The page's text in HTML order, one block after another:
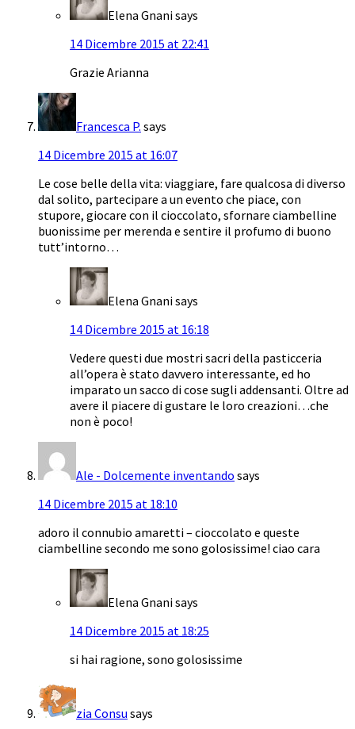
Elena Gnanisays
14 Dicembre 2015 at 22:41
Grazie Arianna
Francesca P. says
14 Dicembre 2015 at 16:07
Le cose belle della vita: viaggiare, fare qualcosa di diverso
dal solito, partecipare a un evento che piace, con
stupore, giocare con il cioccolato, sfornare ciambelline
buonissime per merenda e sentire il profumo di buono
tutt’intorno…
Elena Gnanisays
14 Dicembre 2015 at 16:18
Vedere questi due mostri sacri della pasticceria
all’opera è stato davvero interessante, ed ho
imparato un sacco di cose sugli addensanti. Oltre ad
avere il piacere di gustare le loro creazioni…che
non è poco!
Ale - Dolcemente inventando says
14 Dicembre 2015 at 18:10
adoro il connubio amaretti – cioccolato e queste
ciambelline secondo me sono golosissime! ciao cara
Elena Gnanisays
14 Dicembre 2015 at 18:25
si hai ragione, sono golosissime
zia Consu says